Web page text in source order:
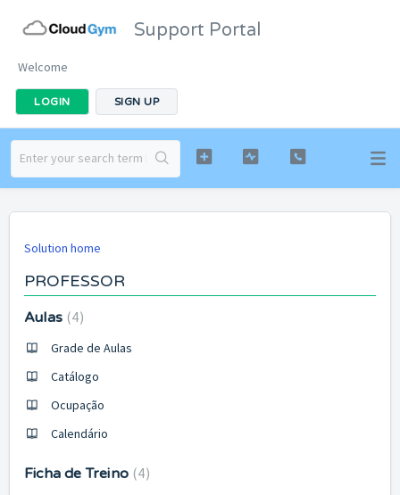
Support Portal
Welcome
LOGIN SIGN UP
Solution home
PROFESSOR
Aulas 4
Grade de Aulas
Catálogo
Ocupação
Calendário
Ficha de Treino 4